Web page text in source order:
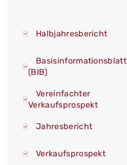
Halbjahresbericht
Basisinformationsblatt
(BIB)
Vereinfachter
Verkaufsprospekt
Jahresbericht
Verkaufsprospekt